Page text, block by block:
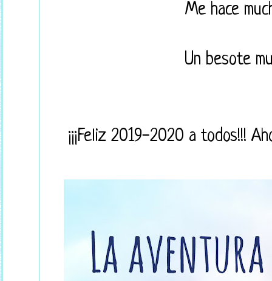
Me hace
Un besote
¡¡¡Feliz 2019-2020 a todos!!!